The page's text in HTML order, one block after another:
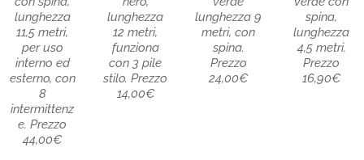
lunghezza
11,5 metri,
per uso
interno ed
esterno, con
8
intermittenz
e. Prezzo
44,00€
lunghezza
12 metri,
funziona
con 3 pile
stilo. Prezzo
14,00€
lunghezza 9
metri, con
spina.
Prezzo
24,00€
spina,
lunghezza
4,5 metri.
Prezzo
16,90€